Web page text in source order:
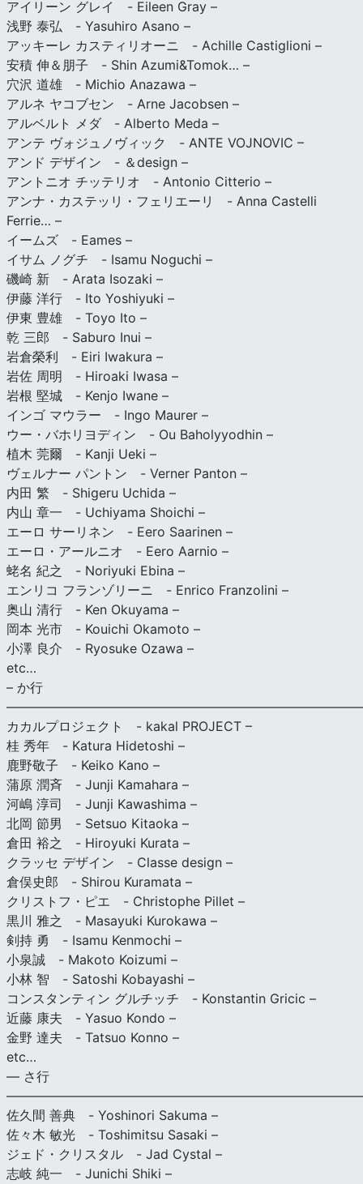
アイリーン グレイ - Eileen Gray –
浅野 泰弘 - Yasuhiro Asano –
アッキーレ カスティリオーニ - Achille Castiglioni –
安積 伸＆朋子 - Shin Azumi&Tomok… –
穴沢 道雄 - Michio Anazawa –
アルネ ヤコブセン - Arne Jacobsen –
アルベルト メダ - Alberto Meda –
アンテ ヴォジュノヴィック - ANTE VOJNOVIC –
アンド デザイン - ＆design –
アントニオ チッテリオ - Antonio Citterio –
アンナ・カステッリ・フェリエーリ - Anna Castelli
Ferrie… –
イームズ - Eames –
イサム ノグチ - Isamu Noguchi –
磯崎 新 - Arata Isozaki –
伊藤 洋行 - Ito Yoshiyuki –
伊東 豊雄 - Toyo Ito –
乾 三郎 - Saburo Inui –
岩倉榮利 - Eiri Iwakura –
岩佐 周明 - Hiroaki Iwasa –
岩根 堅城 - Kenjo Iwane –
インゴ マウラー - Ingo Maurer –
ウー・バホリヨディン - Ou Baholyyodhin –
植木 莞爾 - Kanji Ueki –
ヴェルナー パントン - Verner Panton –
内田 繁 - Shigeru Uchida –
内山 章一 - Uchiyama Shoichi –
エーロ サーリネン - Eero Saarinen –
エーロ・アールニオ - Eero Aarnio –
蛯名 紀之 - Noriyuki Ebina –
エンリコ フランゾリーニ - Enrico Franzolini –
奥山 清行 - Ken Okuyama –
岡本 光市 - Kouichi Okamoto –
小澤 良介 - Ryosuke Ozawa –
etc…
– か行
カカルプロジェクト - kakal PROJECT –
桂 秀年 - Katura Hidetoshi –
鹿野敬子 - Keiko Kano –
蒲原 潤斉 - Junji Kamahara –
河嶋 淳司 - Junji Kawashima –
北岡 節男 - Setsuo Kitaoka –
倉田 裕之 - Hiroyuki Kurata –
クラッセ デザイン - Classe design –
倉俣史郎 - Shirou Kuramata –
クリストフ・ピエ - Christophe Pillet –
黒川 雅之 - Masayuki Kurokawa –
剣持 勇 - Isamu Kenmochi –
小泉誠 - Makoto Koizumi –
小林 智 - Satoshi Kobayashi –
コンスタンティン グルチッチ - Konstantin Gricic –
近藤 康夫 - Yasuo Kondo –
金野 達夫 - Tatsuo Konno –
etc…
— さ行
佐久間 善典 - Yoshinori Sakuma –
佐々木 敏光 - Toshimitsu Sasaki –
ジェド・クリスタル - Jad Cystal –
志岐 純一 - Junichi Shiki –